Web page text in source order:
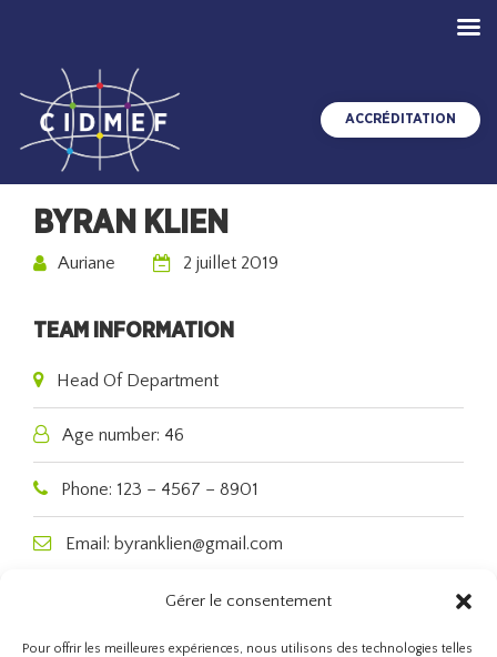
Gérer le consentement
Pour offrir les meilleures expériences, nous utilisons des technologies telles
ACCRÉDITATION
BYRAN KLIEN
Auriane 2 juillet 2019
TEAM INFORMATION
Head Of Department
Age number: 46
Phone: 123 – 4567 – 8901
Email: byranklien@gmail.com